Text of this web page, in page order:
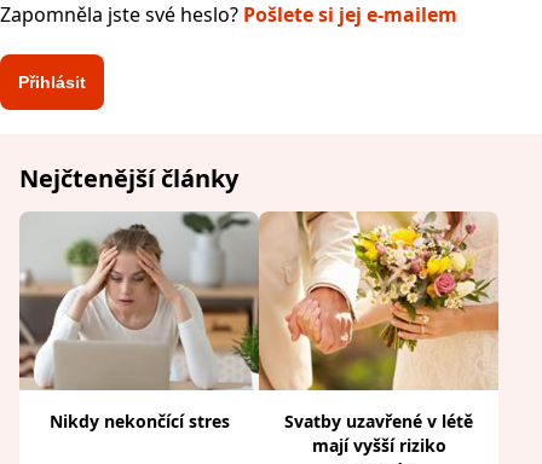
Zapomněla jste své heslo? Pošlete si jej e-mailem
Nejčtenější články
Nikdy nekončící stres
Svatby uzavřené v létě
mají vyšší riziko